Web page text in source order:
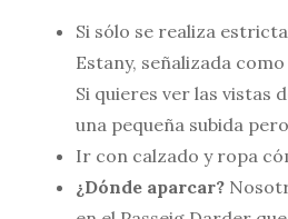
Si sólo se realiza
Estany, señalizada como
Si quieres ver las vistas
una pequeña subida
Ir con calzado y ropa
¿Dónde aparcar?